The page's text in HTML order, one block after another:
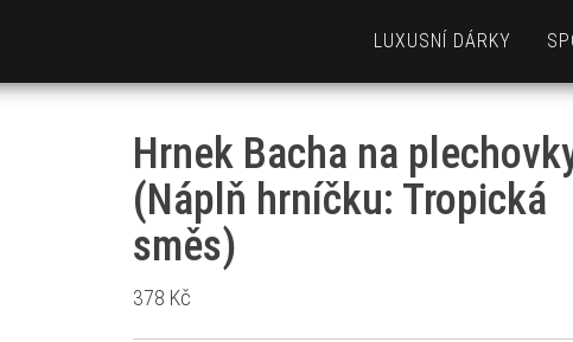
LUXUSNÍ DÁRKY
Hrnek Bacha na
(Náplň hrníčku: Tropická
směs)
378 Kč